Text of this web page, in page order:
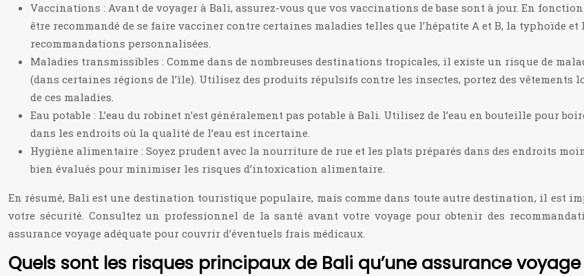
Vaccinations : Avant de voyager à Bali, assurez-vous que vos vaccinations de base sont à jour. En
être recommandé de se faire vacciner contre certaines maladies telles que l’hépatite A et B, la typhoïde
recommandations personnalisées.
Maladies transmissibles : Comme dans de nombreuses destinations tropicales, il existe un risque de
(dans certaines régions de l’île). Utilisez des produits répulsifs contre les insectes, portez des vêtements
de ces maladies.
Eau potable : L’eau du robinet n’est généralement pas potable à Bali. Utilisez de l’eau en bouteille pour
dans les endroits où la qualité de l’eau est incertaine.
Hygiène alimentaire : Soyez prudent avec la nourriture de rue et les plats préparés dans des endroits
bien évalués pour minimiser les risques d’intoxication alimentaire.
En résumé, Bali est une destination touristique populaire, mais comme dans toute autre destination, il est
votre sécurité. Consultez un professionnel de la santé avant votre voyage pour obtenir des
assurance voyage adéquate pour couvrir d’éventuels frais médicaux.
Quels sont les risques principaux de Bali qu’une assurance